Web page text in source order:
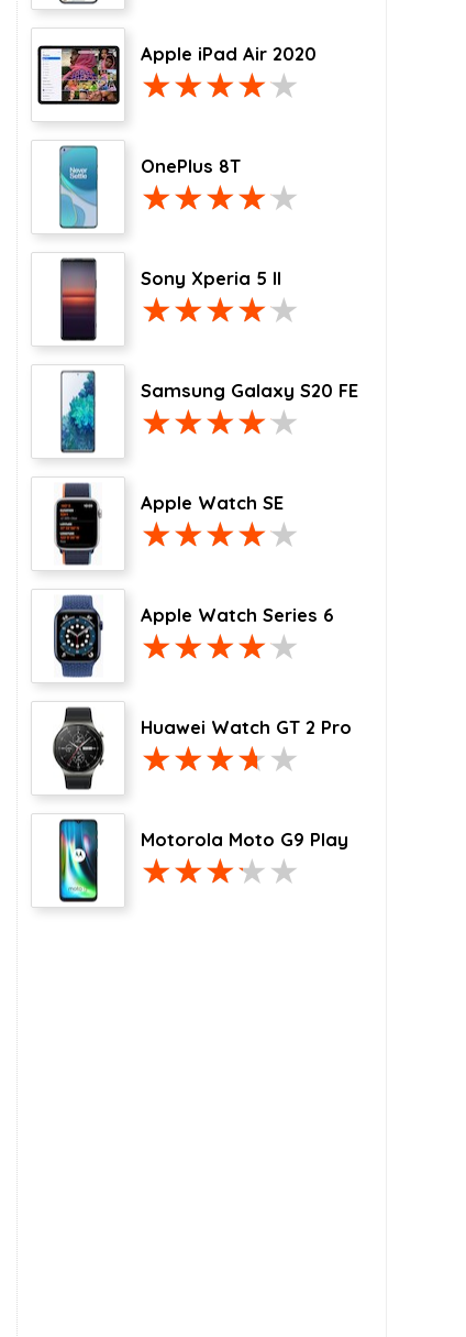
Apple iPad Air 2020
OnePlus 8T
Sony Xperia 5 II
Samsung Galaxy S20 FE
Apple Watch SE
Apple Watch Series 6
Huawei Watch GT 2 Pro
Motorola Moto G9 Play